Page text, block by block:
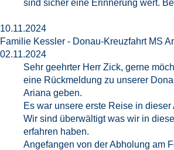
sind sicher eine Erinnerung wert.
10.11.2024
Familie Kessler - Donau-Kreuzfahrt MS
02.11.2024
Sehr geehrter Herr Zick, gerne
eine Rückmeldung zu unserer
Ariana geben.
Es war unsere erste Reise in dieser
Wir sind überwältigt was wir in
erfahren haben.
Angefangen von der Abholung am